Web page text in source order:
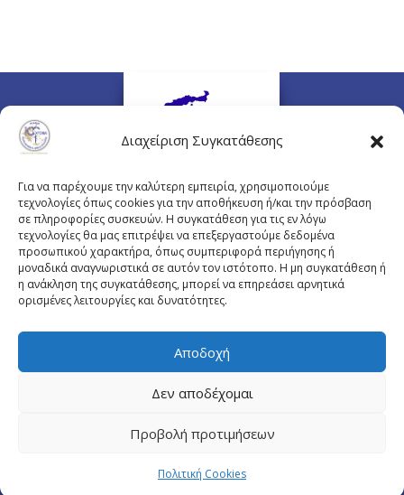
Διαχείριση Συγκατάθεσης
Για να παρέχουμε την καλύτερη εμπειρία, χρησιμοποιούμε
τεχνολογίες όπως cookies για την αποθήκευση ή/και την πρόσβαση
σε πληροφορίες συσκευών. Η συγκατάθεση για τις εν λόγω
τεχνολογίες θα μας επιτρέψει να επεξεργαστούμε δεδομένα
προσωπικού χαρακτήρα, όπως συμπεριφορά περιήγησης ή
μοναδικά αναγνωριστικά σε αυτόν τον ιστότοπο. Η μη συγκατάθεση ή
η ανάκληση της συγκατάθεσης, μπορεί να επηρεάσει αρνητικά
ορισμένες λειτουργίες και δυνατότητες.
Αποδοχή
Δεν αποδέχομαι
Προβολή προτιμήσεων
Πολιτική Cookies
Πλουτάρχου 3, 10675 Αθήνα
Email επικοινωνίας:pisinfo@pis.gr
© Copyright pis.gr 2019 - Designed & Hosted by